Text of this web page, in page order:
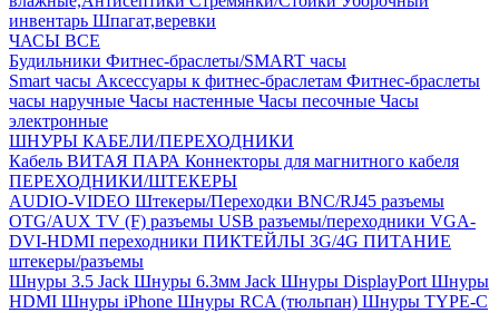
инвентарь Шпагат,веревки
ЧАСЫ ВСЕ
Будильники Фитнес-браслеты/SMART часы
Smart часы Аксессуары к фитнес-браслетам Фитнес-браслеты
часы наручные Часы настенные Часы песочные Часы
электронные
ШНУРЫ КАБЕЛИ/ПЕРЕХОДНИКИ
Кабель ВИТАЯ ПАРА Коннекторы для магнитного кабеля
ПЕРЕХОДНИКИ/ШТЕКЕРЫ
AUDIO-VIDEO Штекеры/Переходки BNC/RJ45 разъемы
OTG/AUX TV (F) разъемы USB разъемы/переходники VGA-
DVI-HDMI переходники ПИКТЕЙЛЫ 3G/4G ПИТАНИЕ
штекеры/разъемы
Шнуры 3.5 Jack Шнуры 6.3мм Jack Шнуры DisplayPort Шнуры
HDMI Шнуры iPhone Шнуры RCA (тюльпан) Шнуры TYPE-C